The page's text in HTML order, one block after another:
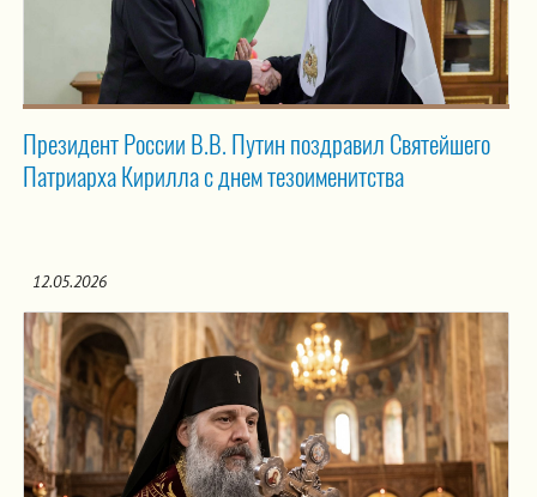
Президент России В.В. Путин поздравил Святейшего
Патриарха Кирилла с днем тезоименитства
12.05.2026